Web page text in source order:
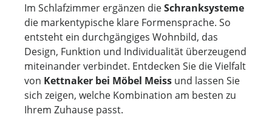
Im Schlafzimmer ergänzen dieSchranksysteme
die markentypische klare Formensprache. So
entsteht ein durchgängiges Wohnbild, das
Design, Funktion und Individualität überzeugend
miteinander verbindet. Entdecken Sie die Vielfalt
von Kettnaker bei Möbel Meiss und lassen Sie
sich zeigen, welche Kombination am besten zu
Ihrem Zuhause passt.